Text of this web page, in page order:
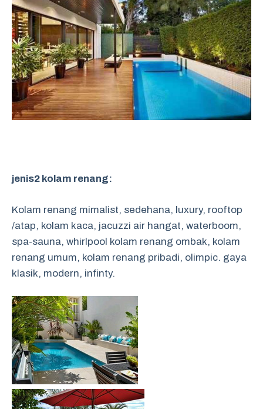
jenis2 kolam renang:
Kolam renang mimalist, sedehana, luxury, rooftop
/atap, kolam kaca, jacuzzi air hangat, waterboom,
spa-sauna, whirlpool kolam renang ombak, kolam
renang umum, kolam renang pribadi, olimpic. gaya
klasik, modern, infinty.